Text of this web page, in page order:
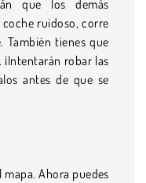
que los demás
ruidoso, corre
También tienes que
robar las
antes de que se
Ahora puedes